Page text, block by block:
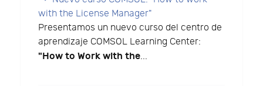
with the License Manager"
Presentamos un nuevo curso del centro de
aprendizaje COMSOL Learning Center:
"How to Work with the...